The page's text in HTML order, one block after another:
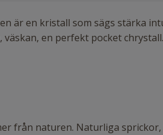
är en kristall som sägs stärka
en perfekt pocket chrystall.
från naturen. Naturliga